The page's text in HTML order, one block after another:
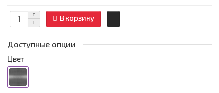
В корзину
Доступные опции
Цвет